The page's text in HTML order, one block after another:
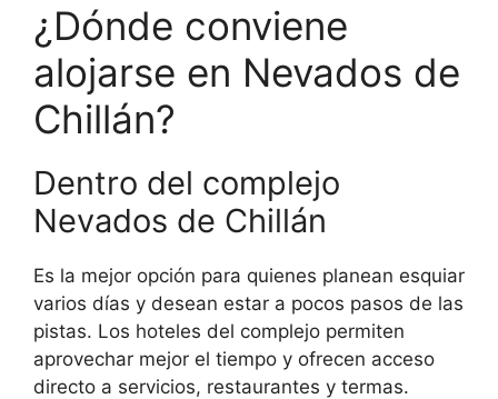
¿Dónde conviene
alojarse en Nevados de
Chillán?
Dentro del complejo
Nevados de Chillán
Es la mejor opción para quienes planean esquiar
varios días y desean estar a pocos pasos de las
pistas. Los hoteles del complejo permiten
aprovechar mejor el tiempo y ofrecen acceso
directo a servicios, restaurantes y termas.